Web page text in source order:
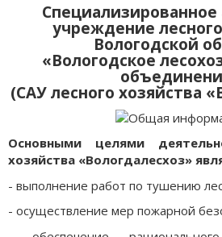
учреждение
Вологодской
«Вологодское
(САУ лесного хозяйства
Основными целями
хозяйства «Вологдалесхоз»
- выполнение работ по тушению
- осуществление мер пожарной